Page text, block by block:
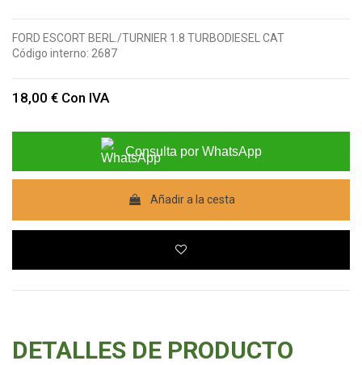
FORD ESCORT BERL./TURNIER 1.8 TURBODIESEL CAT
Código interno: 2687
18,00 € Con IVA
Consulta por WhatsApp
Añadir a la cesta
DETALLES DE PRODUCTO